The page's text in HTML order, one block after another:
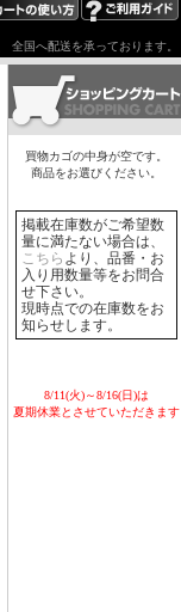
全国へ配送を承っております。
買物カゴの中身が空です。
商品をお選びください。
掲載在庫数がご希望数
量に満たない場合は、
こちら より、品番・お
入り用数量等をお問合
せ下さい。
現時点での在庫数をお
知らせします。
8/11(火)～8/16(日)は
夏期休業とさせていただきます